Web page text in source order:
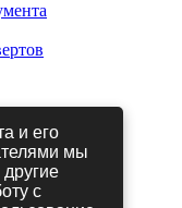
и его
мы
с